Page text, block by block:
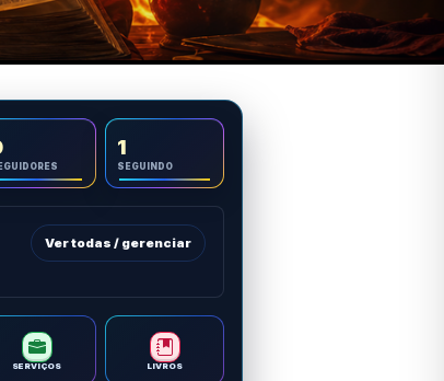
1
SEGUINDO
Ver todas / gerenciar
SERVIÇOS LIVROS